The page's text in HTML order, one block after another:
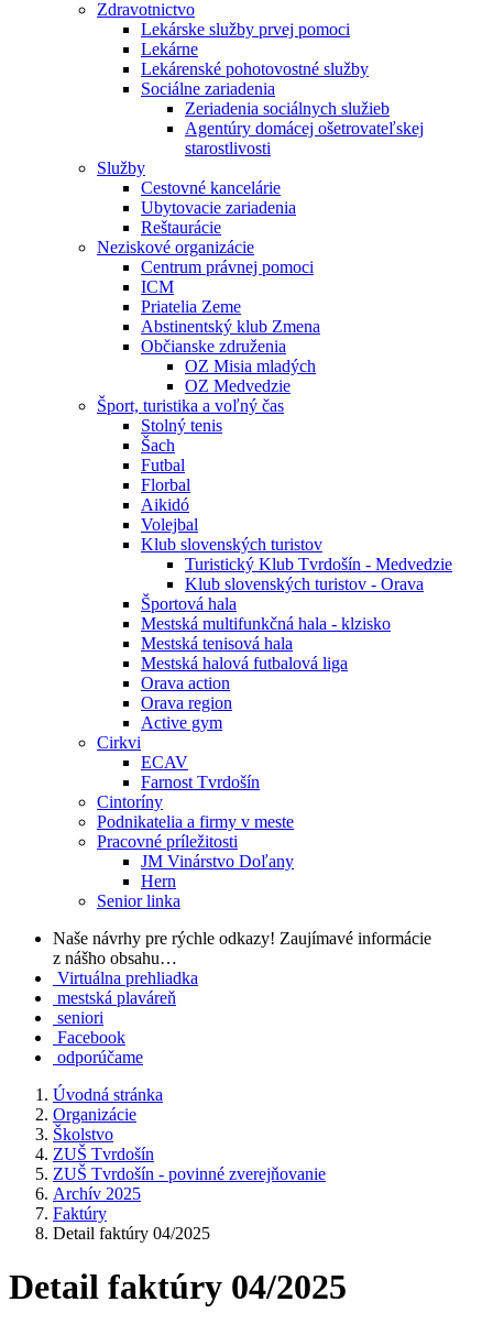
Zdravotnictvo
Lekárske služby prvej pomoci
Lekárne
Lekárenské pohotovostné služby
Sociálne zariadenia
Zeriadenia sociálnych služieb
Agentúry domácej ošetrovateľskej
starostlivosti
Služby
Cestovné kancelárie
Ubytovacie zariadenia
Reštaurácie
Neziskové organizácie
Centrum právnej pomoci
ICM
Priatelia Zeme
Abstinentský klub Zmena
Občianske združenia
OZ Misia mladých
OZ Medvedzie
Šport, turistika a voľný čas
Stolný tenis
Šach
Futbal
Florbal
Aikidó
Volejbal
Klub slovenských turistov
Turistický Klub Tvrdošín - Medvedzie
Klub slovenských turistov - Orava
Športová hala
Mestská multifunkčná hala - klzisko
Mestská tenisová hala
Mestská halová futbalová liga
Orava action
Orava region
Active gym
Cirkvi
ECAV
Farnost Tvrdošín
Cintoríny
Podnikatelia a firmy v meste
Pracovné príležitosti
JM Vinárstvo Doľany
Hern
Senior linka
Naše návrhy pre rýchle odkazy! Zaujímavé informácie
z nášho obsahu…
Virtuálna prehliadka
mestská plaváreň
seniori
Facebook
odporúčame
Úvodná stránka
Organizácie
Školstvo
ZUŠ Tvrdošín
ZUŠ Tvrdošín - povinné zverejňovanie
Archív 2025
Faktúry
Detail faktúry 04/2025
Detail faktúry 04/2025